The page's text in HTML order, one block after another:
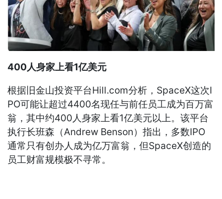
400人身家上看1亿美元
根据旧金山投资平台Hill.com分析，SpaceX这次I
PO可能让超过4400名现任与前任员工成为百万富
翁，其中约400人身家上看1亿美元以上。该平台
执行长班森（Andrew Benson）指出，多数IPO
通常只有创办人成为亿万富翁，但SpaceX创造的
员工财富规模极不寻常。